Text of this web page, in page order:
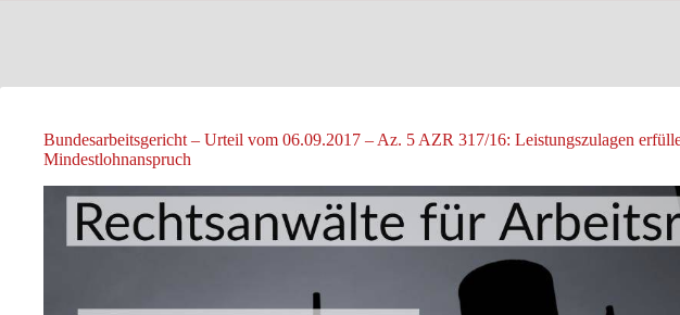
Bundesarbeitsgericht – Urteil vom 06.09.2017 – Az. 5 AZR 317/16: Leistungszulagen
Mindestlohnanspruch